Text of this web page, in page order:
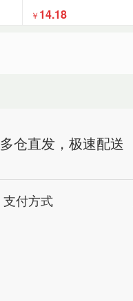
￥ 14.18
多仓直发，极速配送
支付方式